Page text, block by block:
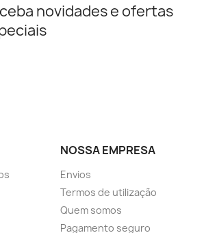
novidades e ofertas
NOSSA EMPRESA
Envios
Termos de utilização
Quem somos
Pagamento seguro